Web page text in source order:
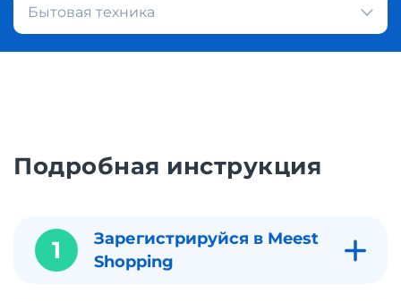
Бытовая техника
Подробная инструкция
1
Зарегистрируйся в Meest
Shopping